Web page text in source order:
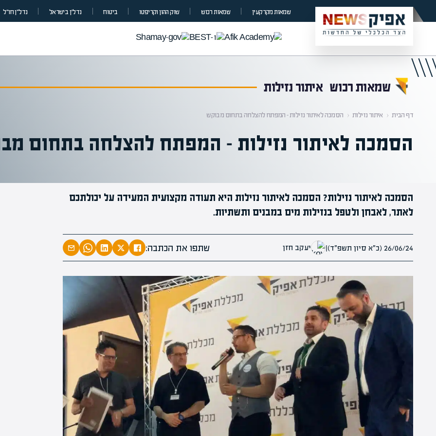
שמאות מקרקעין שמאות רכוש שוק ההון וקריפטו ביטוח נדל”ן בישראל נדל״ן חו״ל
שמאות רכוש איתור נזילות
דף הבית ‹ איתור נזילות ‹ הסמכה לאיתור נזילות – המפתח להצלחה בתחום מבוקש
הסמכה לאיתור נזילות – המפתח להצלחה בתחום
הסמכה לאיתור נזילות? הסמכה לאיתור נזילות היא תעודה מקצועית המעידה על יכולתכם
לאתר, לאבחן ולטפל בנזילות מים במבנים ותשתיות.
26/06/24 (כ״א סיון תשפ״ד) | יעקב חזן שתפו את הכתבה:
הקריירה